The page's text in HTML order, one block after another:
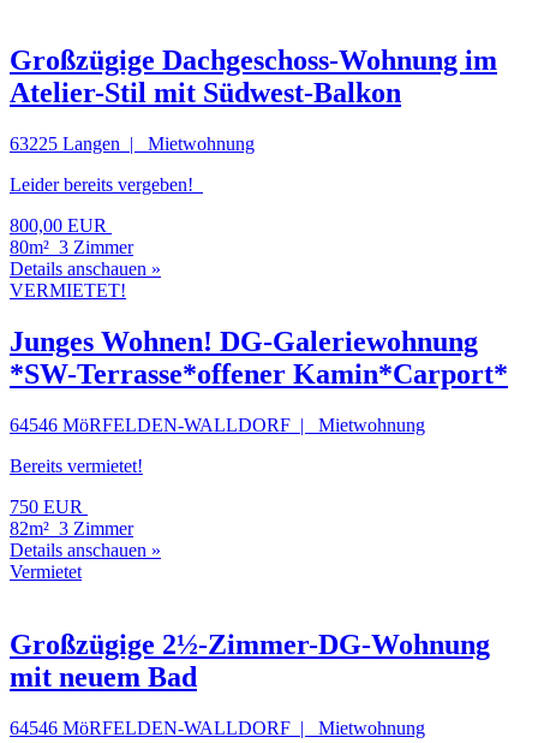
Großzügige Dachgeschoss-Wohnung im
Atelier-Stil mit Südwest-Balkon
63225 Langen | Mietwohnung
Leider bereits vergeben!
800,00 EUR
80m² 3 Zimmer
Details anschauen »
VERMIETET!
Junges Wohnen! DG-Galeriewohnung
*SW-Terrasse*offener Kamin*Carport*
64546 MöRFELDEN-WALLDORF | Mietwohnung
Bereits vermietet!
750 EUR
82m² 3 Zimmer
Details anschauen »
Vermietet
Großzügige 2½-Zimmer-DG-Wohnung
mit neuem Bad
64546 MöRFELDEN-WALLDORF | Mietwohnung